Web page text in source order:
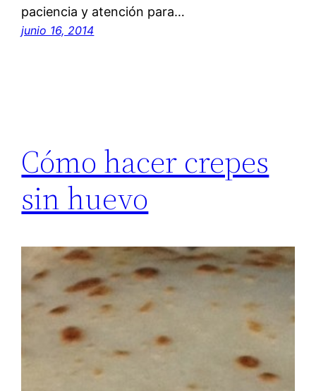
paciencia y atención para…
junio 16, 2014
Cómo hacer crepes
sin huevo